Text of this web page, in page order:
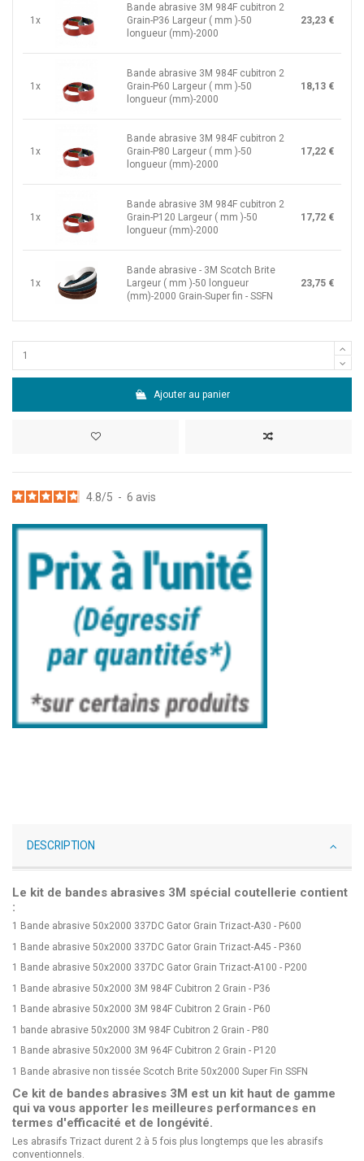
1x
Bande abrasive 3M 984F cubitron 2
Grain-P36 Largeur ( mm )-50
longueur (mm)-2000
23,23 €
1x
Bande abrasive 3M 984F cubitron 2
Grain-P60 Largeur ( mm )-50
longueur (mm)-2000
18,13 €
1x
Bande abrasive 3M 984F cubitron 2
Grain-P80 Largeur ( mm )-50
longueur (mm)-2000
17,22 €
1x
Bande abrasive 3M 984F cubitron 2
Grain-P120 Largeur ( mm )-50
longueur (mm)-2000
17,72 €
1x
Bande abrasive - 3M Scotch Brite
Largeur ( mm )-50 longueur
(mm)-2000 Grain-Super fin - SSFN
23,75 €
Ajouter au panier
4.8/5 - 6 avis
DESCRIPTION
Le kit de bandes abrasives 3M spécial coutellerie contient
:
1 Bande abrasive 50x2000 337DC Gator Grain Trizact-A30 - P600
1 Bande abrasive 50x2000 337DC Gator Grain Trizact-A45 - P360
1 Bande abrasive 50x2000 337DC Gator Grain Trizact-A100 - P200
1 Bande abrasive 50x2000 3M 984F Cubitron 2 Grain - P36
1 Bande abrasive 50x2000 3M 984F Cubitron 2 Grain - P60
1 bande abrasive 50x2000 3M 984F Cubitron 2 Grain - P80
1 Bande abrasive 50x2000 3M 964F Cubitron 2 Grain - P120
1 Bande abrasive non tissée Scotch Brite 50x2000 Super Fin SSFN
Ce kit de bandes abrasives 3M est un kit haut de gamme
qui va vous apporter les meilleures performances en
termes d'efficacité et de longévité.
Les abrasifs Trizact durent 2 à 5 fois plus longtemps que les abrasifs
conventionnels.